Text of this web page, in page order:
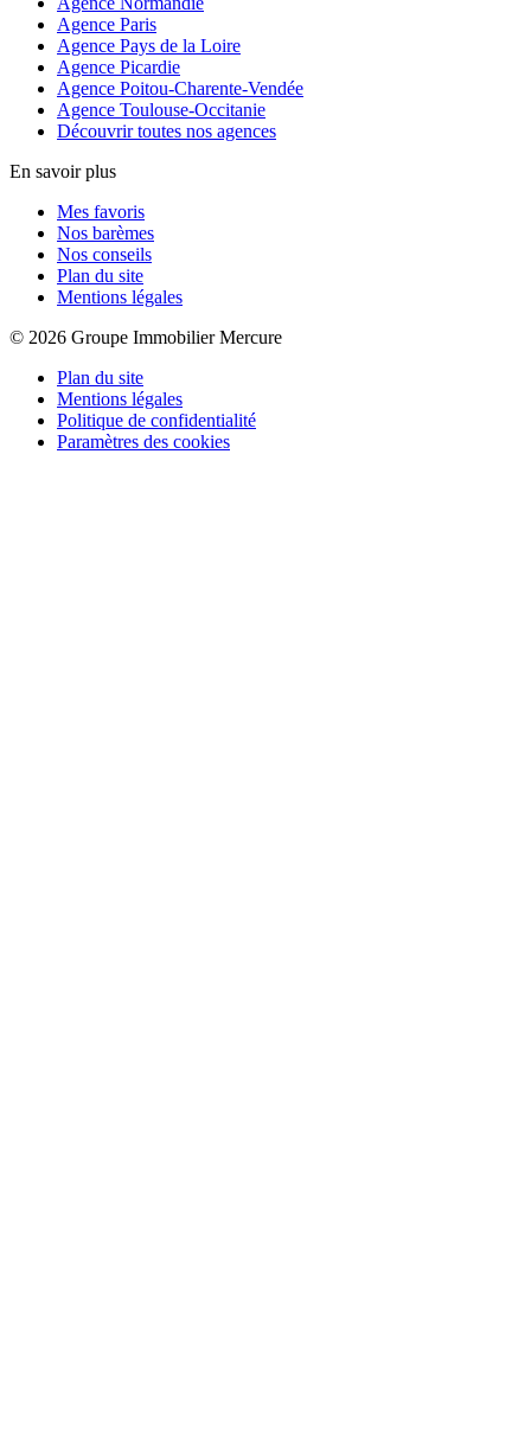
Agence Paris
Agence Pays de la Loire
Agence Picardie
Agence Poitou-Charente-Vendée
Agence Toulouse-Occitanie
Découvrir toutes nos agences
En savoir plus
Mes favoris
Nos barèmes
Nos conseils
Plan du site
Mentions légales
© 2026 Groupe Immobilier Mercure
Plan du site
Mentions légales
Politique de confidentialité
Paramètres des cookies